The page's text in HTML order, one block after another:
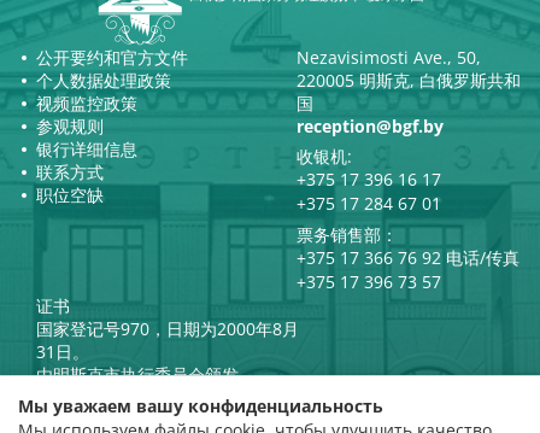
公开要约和官方文件
个人数据处理政策
视频监控政策
参观规则
银行详细信息
联系方式
职位空缺
Nezavisimosti Ave., 50,
220005 明斯克, 白俄罗斯共和
国
reception@bgf.by
收银机:
+375 17 396 16 17
+375 17 284 67 01
票务销售部：
+375 17 366 76 92 电话/传真
+375 17 396 73 57
证书
国家登记号970，日期为2000年8月
31日。
由明斯克市执行委员会颁发。
白俄罗斯共和国总统官方互联网
Мы уважаем вашу конфиденциальность